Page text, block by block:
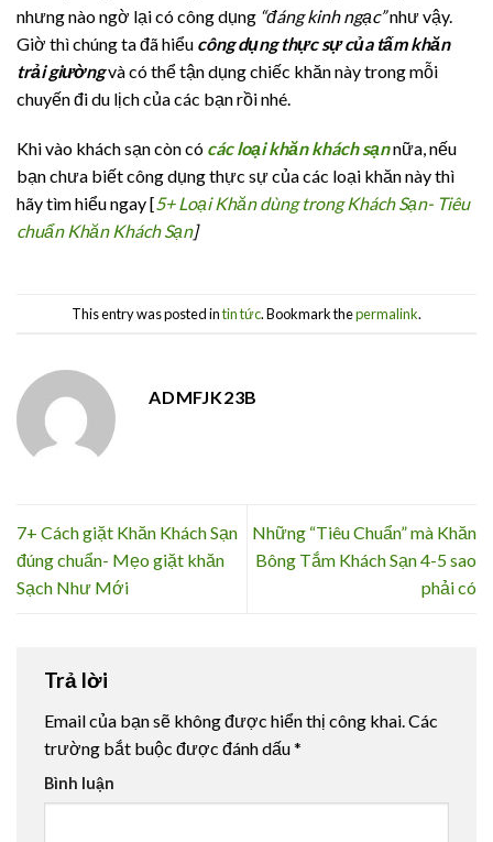
nhưng nào ngờ lại có công dụng “đáng kinh ngạc”như vậy.
Giờ thì chúng ta đã hiểu công dụng thực sự của tấm khăn
trải giườngvà có thể tận dụng chiếc khăn này trong mỗi
chuyến đi du lịch của các bạn rồi nhé.
Khi vào khách sạn còn có các loại khăn khách sạnnữa, nếu
bạn chưa biết công dụng thực sự của các loại khăn này thì
hãy tìm hiểu ngay [5+ Loại Khăn dùng trong Khách Sạn- Tiêu
chuẩn Khăn Khách Sạn]
This entry was posted intin tức. Bookmark thepermalink.
ADMFJK23B
7+ Cách giặt Khăn Khách Sạn
đúng chuẩn- Mẹo giặt khăn
Sạch Như Mới
Những “Tiêu Chuẩn” mà Khăn
Bông Tắm Khách Sạn 4-5 sao
phải có
Trả lời
Email của bạn sẽ không được hiển thị công khai.Các
trường bắt buộc được đánh dấu*
Bình luận